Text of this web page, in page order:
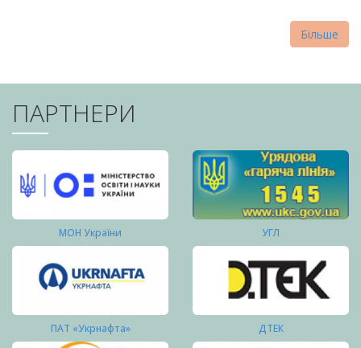
Більше
ПАРТНЕРИ
МОН України УГЛ
ПАТ «Укрнафта» ДТЕК